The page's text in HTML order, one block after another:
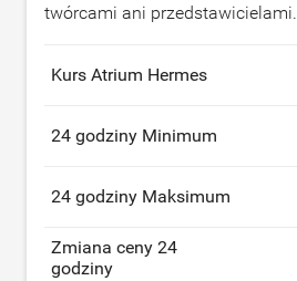
twórcami ani przedstawicielami.
Kurs Atrium Hermes
24 godziny Minimum
24 godziny Maksimum
Zmiana ceny 24
godziny